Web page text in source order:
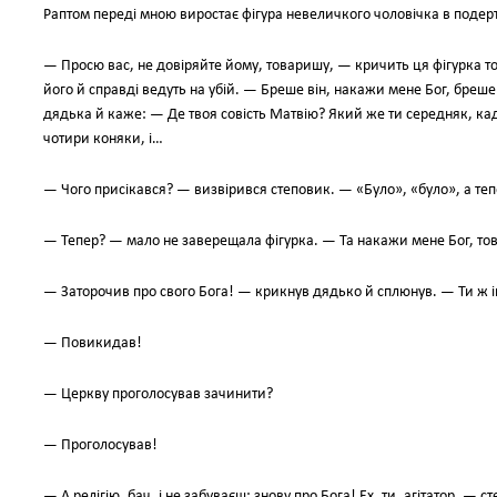
Раптом переді мною виростає фігура невеличкого чоловічка в
— Просю вас, не довіряйте йому, товаришу, — кричить ця фігурка
його й справді ведуть на убій. — Бреше він, накажи мене Бог,
дядька й каже: — Де твоя совість Матвію? Який же ти середняк,
чотири коняки, і…
— Чого присікався? — визвірився степовик. — «Було», «було», а
— Тепер? — мало не заверещала фігурка. — Та накажи мене Бог,
— Заторочив про свого Бога! — крикнув дядько й сплюнув. — Ти ж
— Повикидав!
— Церкву проголосував зачинити?
— Проголосував!